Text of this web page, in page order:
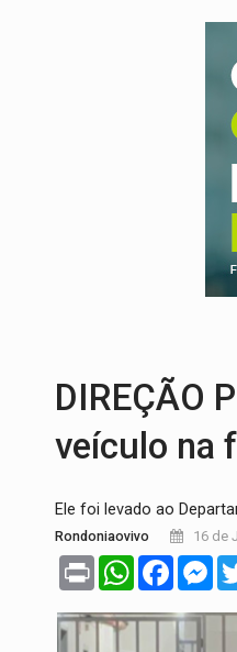
BR-364:
VOVÔ
DIREÇÃO
veículo na
Ele foi levado ao
Rondoniaovivo 16 de
Print WhatsApp